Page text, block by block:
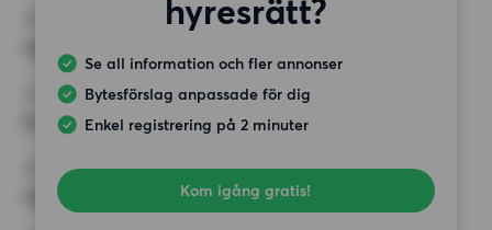
hyresrätt?
Se all information och fler annonser
Bytesförslag anpassade för dig
Enkel registrering på 2 minuter
Kom igång gratis!
MINST ANTAL KVADRATMETER
HÖGSTA HYRA
8 500 kr
Inga speciella krav